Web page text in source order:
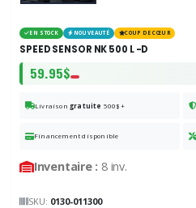
EN STOCK NOUVEAUTÉ COUP DE CŒUR
SPEED SENSOR NK 500 L -D
59.95$
Livraison gratuite 500$+
Financement disponible
Inventaire : 8 inv.
SKU: 0130-011300